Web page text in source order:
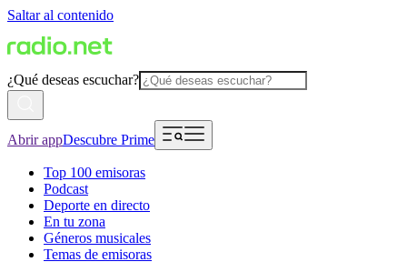
Saltar al contenido
¿Qué deseas escuchar?
Abrir appDescubre Prime
Top 100 emisoras
Podcast
Deporte en directo
En tu zona
Géneros musicales
Temas de emisoras